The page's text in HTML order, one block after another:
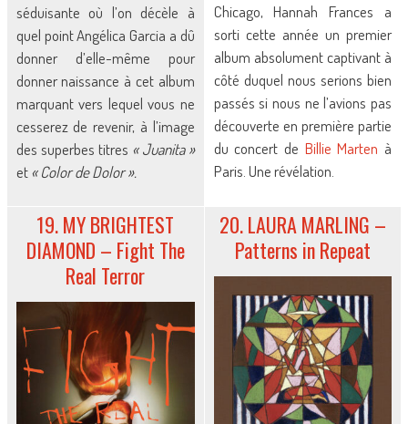
séduisante où l’on décèle à
quel point Angélica Garcia a dû
donner d’elle-même pour
donner naissance à cet album
marquant vers lequel vous ne
cesserez de revenir, à l’image
des superbes titres « Juanita »
et« Color de Dolor ».
Chicago, Hannah Frances a
sorti cette année un premier
album absolument captivant à
côté duquel nous serions bien
passés si nous ne l’avions pas
découverte en première partie
du concert de Billie Marten à
Paris. Une révélation.
19. MY BRIGHTEST
DIAMOND – Fight The
Real Terror
20. LAURA MARLING –
Patterns in Repeat